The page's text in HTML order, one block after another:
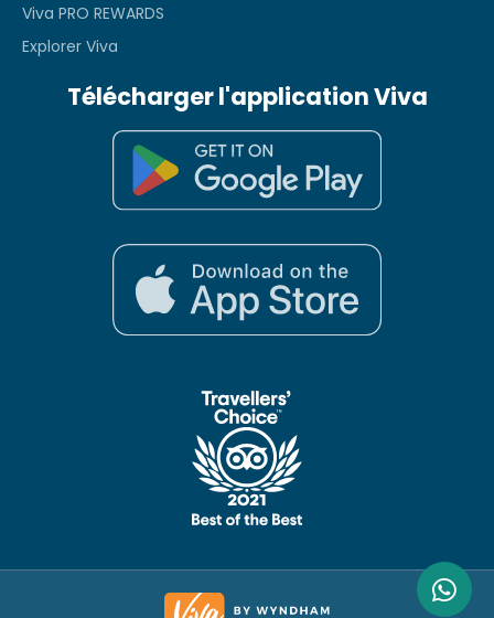
Viva PRO REWARDS
Explorer Viva
Télécharger l'application Viva